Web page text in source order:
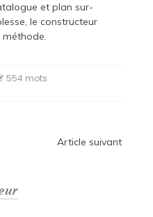
et plan sur-
le constructeur
méthode.
554 mots
Article suivant